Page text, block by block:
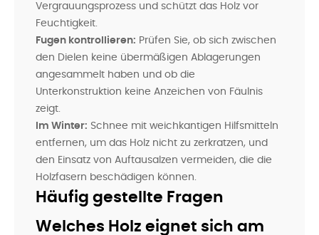
Vergrauungsprozess und schützt das Holz vor
Feuchtigkeit.
Fugen kontrollieren: Prüfen Sie, ob sich zwischen
den Dielen keine übermäßigen Ablagerungen
angesammelt haben und ob die
Unterkonstruktion keine Anzeichen von Fäulnis
zeigt.
Im Winter: Schnee mit weichkantigen Hilfsmitteln
entfernen, um das Holz nicht zu zerkratzen, und
den Einsatz von Auftausalzen vermeiden, die die
Holzfasern beschädigen können.
Häufig gestellte Fragen
Welches Holz eignet sich am